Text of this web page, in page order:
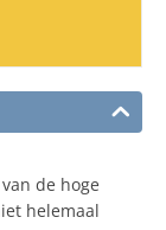
de hoge
helemaal